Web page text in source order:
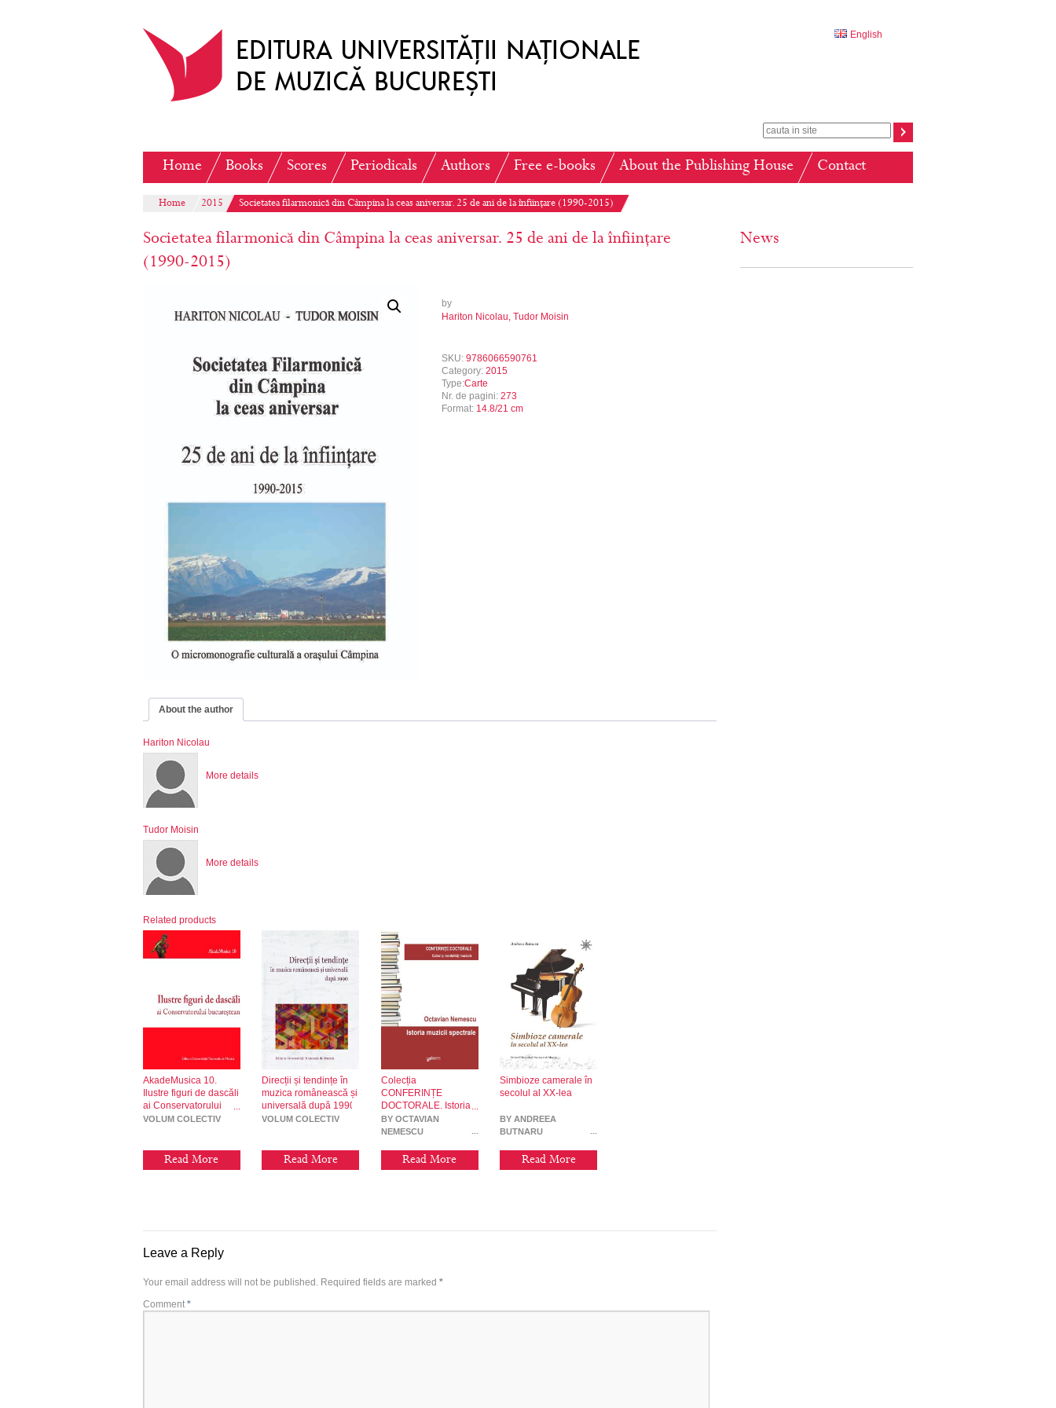
English
Home Books Scores Periodicals Authors Free e-books About the Publishing House Contact
Home 2015 Societatea filarmonică din Câmpina la ceas aniversar. 25 de ani de la înființare (1990-2015)
Societatea filarmonică din Câmpina la ceas aniversar. 25 de ani de la înființare
(1990-2015)
by
Hariton Nicolau, Tudor Moisin
SKU: 9786066590761
Category: 2015
Type:Carte
Nr. de pagini: 273
Format: 14.8/21 cm
About the author
Hariton Nicolau
More details
Tudor Moisin
More details
Related products
AkadeMusica 10.
Ilustre figuri de dascăli
ai Conservatorului
bucureștean
VOLUM COLECTIV
Read More
Direcții și tendințe în
muzica românească și
universală după 1990
VOLUM COLECTIV
Read More
Colecția
CONFERINȚE
DOCTORALE. Istoria
muzicii spectrale
BY OCTAVIAN
NEMESCU
Read More
Simbioze camerale în
secolul al XX-lea
BY ANDREEA
BUTNARU
Read More
Leave a Reply
Your email address will not be published. Required fields are marked *
Comment *
News